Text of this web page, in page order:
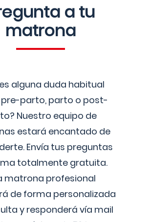
a tu
matrona
alguna duda habitual
parto, parto o post-
Nuestro equipo de
estará encantado de
Envía tus preguntas
totalmente gratuita.
matrona profesional
de forma personalizada
y responderá vía mail